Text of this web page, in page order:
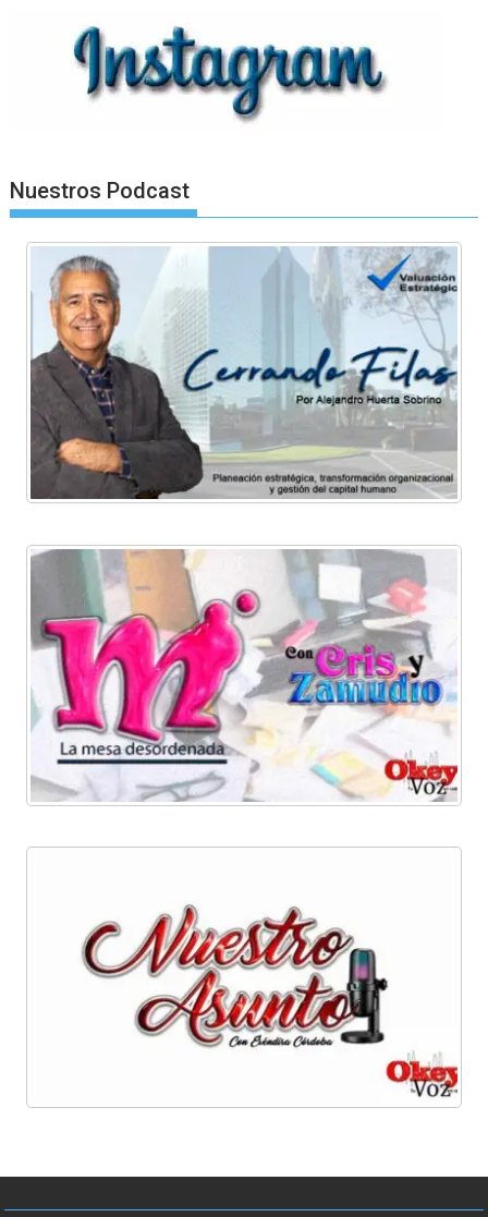
Nuestros Podcast